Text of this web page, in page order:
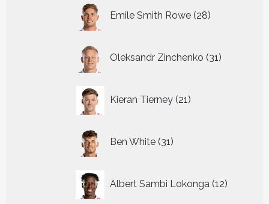
Emile Smith Rowe 28
producten
Oleksandr Zinchenko 31
producten
Kieran Tierney 21
producten
Ben White 31
producten
Albert Sambi Lokonga 12